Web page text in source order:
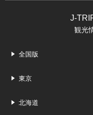
J-
観光
全国版
東京
北海道